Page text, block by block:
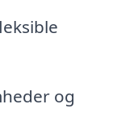
og